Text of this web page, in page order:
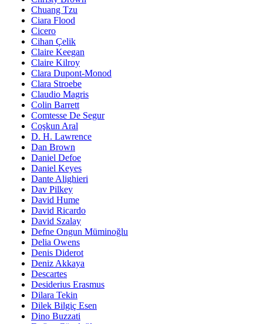
Chuang Tzu
Ciara Flood
Cicero
Cihan Çelik
Claire Keegan
Claire Kilroy
Clara Dupont-Monod
Clara Stroebe
Claudio Magris
Colin Barrett
Comtesse De Segur
Coşkun Aral
D. H. Lawrence
Dan Brown
Daniel Defoe
Daniel Keyes
Dante Alighieri
Dav Pilkey
David Hume
David Ricardo
David Szalay
Defne Ongun Müminoğlu
Delia Owens
Denis Diderot
Deniz Akkaya
Descartes
Desiderius Erasmus
Dilara Tekin
Dilek Bilgiç Esen
Dino Buzzati